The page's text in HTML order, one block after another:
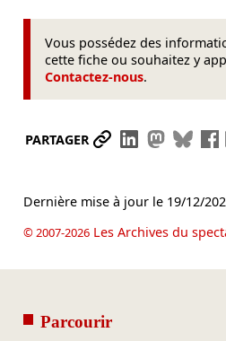
Vous possédez des
cette fiche ou souhaitez y
Contactez-nous.
PARTAGER Partager le lien
Partager
Dernière mise à jour le 19/12/
© 2007-2026Les Archives du
Parcourir